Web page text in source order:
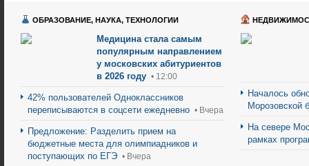
ОБРАЗОВАНИЕ, НАУКА, ТЕХНОЛОГИИ
Медицина стала самым
популярным направлением
у московских абитуриентов
в 2026 году • 12:00
42% пользователей Одноклассников
переписываются в соцсети ежедневно • Вчера
Предложение: Разделить прием на
бюджетные места для олимпиадников и
поступающих по ЕГЭ • Вчера
Началось
Морозовской
На севере
рамках